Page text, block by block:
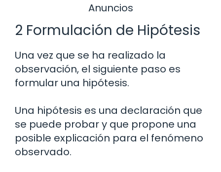
Anuncios
2 Formulación de Hipótesis
Una vez que se ha realizado la
observación, el siguiente paso es
formular una hipótesis.
Una hipótesis es una declaración que
se puede probar y que propone una
posible explicación para el fenómeno
observado.